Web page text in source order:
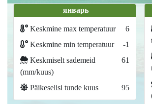
январь
Keskmine max temperatuur
6
Keskmine min temperatuur
-1
Keskmiselt sademeid
(mm/kuus)
61
Päikeselisi tunde kuus 95